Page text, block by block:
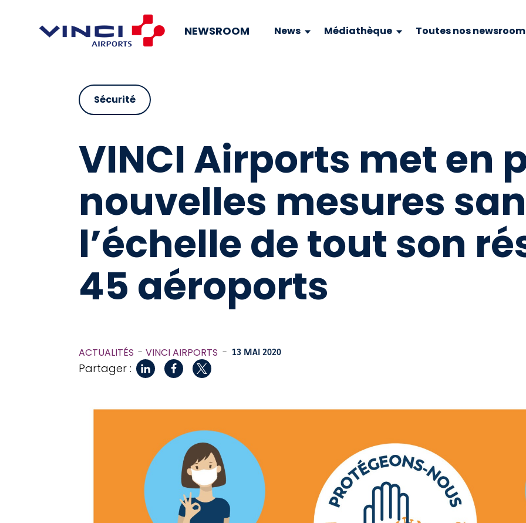
NEWSROOM News Médiathèque Toutes nos
Sécurité
VINCI Airports met en
nouvelles mesures
l’échelle de tout son
45 aéroports
ACTUALITÉS VINCI AIRPORTS - 13 MAI 2020
Partager :